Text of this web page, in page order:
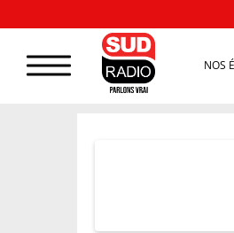
NOS